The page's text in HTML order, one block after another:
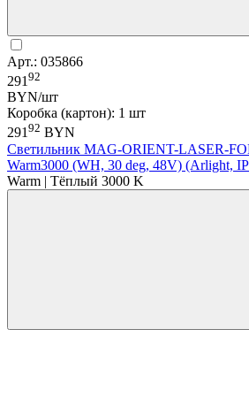
Арт.: 035866
291 92
BYN/шт
Коробка (картон): 1 шт
29192 BYN
Светильник MAG-ORIENT-LASER-
Warm3000 (WH, 30 deg, 48V) (Arlight,
Warm | Тёплый 3000 K